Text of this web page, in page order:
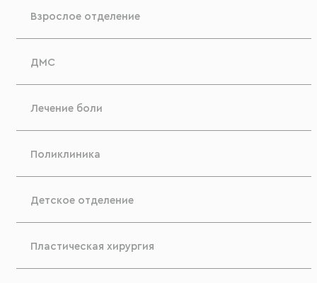
Взрослое отделение
ДМС
Лечение боли
Поликлиника
Детское отделение
Пластическая хирургия